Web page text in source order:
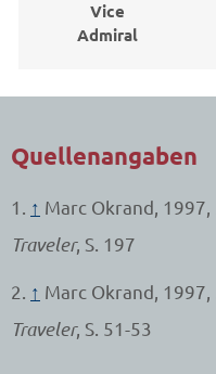
Vice
Admiral
Quellenangaben
1. ↑ Marc Okrand, 1997,
Traveler, S. 197
2. ↑ Marc Okrand, 1997,
Traveler, S. 51-53